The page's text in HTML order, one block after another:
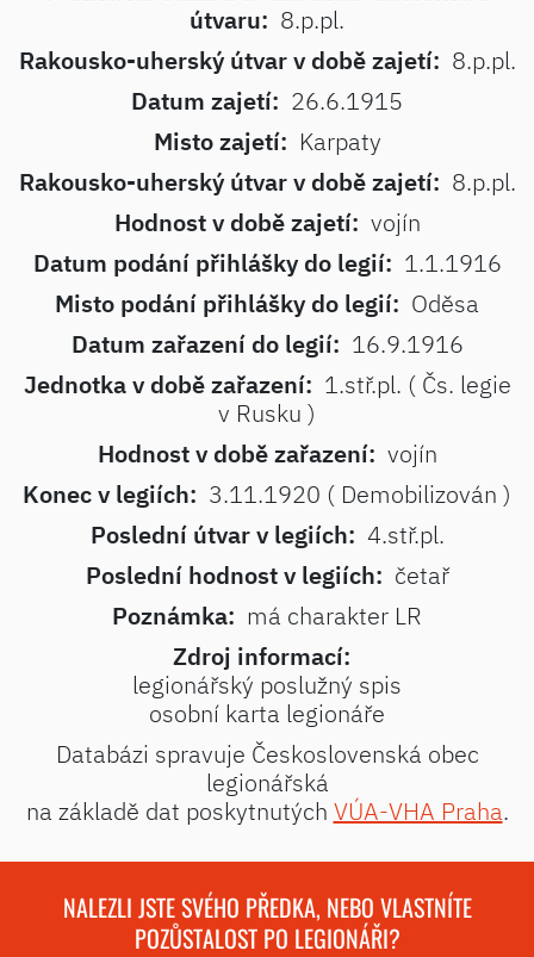
útvaru: 8.p.pl.
Rakousko-uherský útvar v době zajetí: 8.p.pl.
Datum zajetí: 26.6.1915
Misto zajetí: Karpaty
Rakousko-uherský útvar v době zajetí: 8.p.pl.
Hodnost v době zajetí: vojín
Datum podání přihlášky do legií: 1.1.1916
Misto podání přihlášky do legií: Oděsa
Datum zařazení do legií: 16.9.1916
Jednotka v době zařazení: 1.stř.pl. ( Čs. legie
v Rusku )
Hodnost v době zařazení: vojín
Konec v legiích: 3.11.1920 ( Demobilizován )
Poslední útvar v legiích: 4.stř.pl.
Poslední hodnost v legiích: četař
Poznámka: má charakter LR
Zdroj informací:
legionářský poslužný spis
osobní karta legionáře
Databázi spravuje Československá obec
legionářská
na základě dat poskytnutých VÚA-VHA Praha.
NALEZLI JSTE SVÉHO PŘEDKA, NEBO VLASTNÍTE
POZŮSTALOST PO LEGIONÁŘI?